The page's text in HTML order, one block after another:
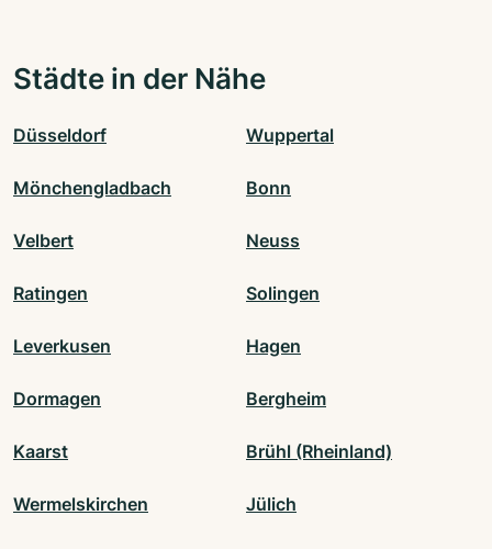
Städte in der Nähe
Düsseldorf Wuppertal
Mönchengladbach Bonn
Velbert Neuss
Ratingen Solingen
Leverkusen Hagen
Dormagen Bergheim
Kaarst Brühl (Rheinland)
Wermelskirchen Jülich